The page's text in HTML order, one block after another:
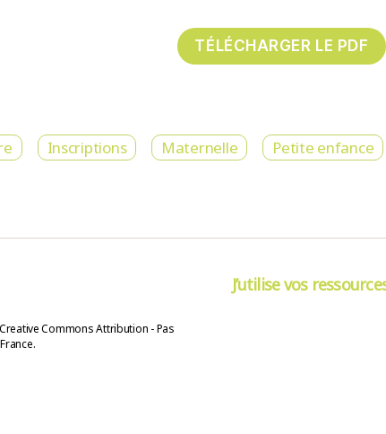
Inscriptions Maternelle Petite enfance
Commons Attribution - Pas
J’utilise vos